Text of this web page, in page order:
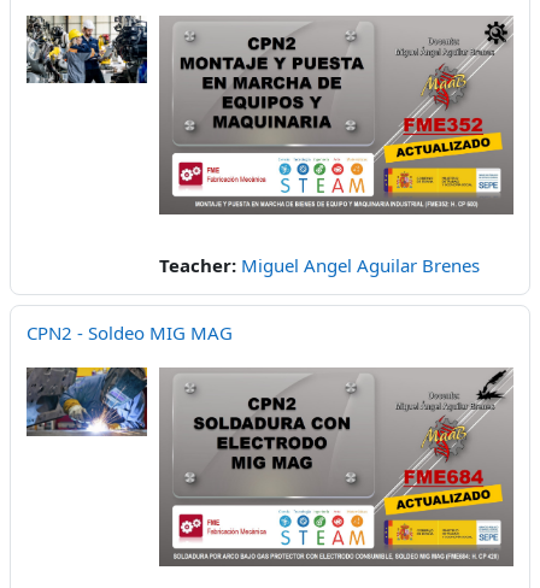
Teacher: Miguel Angel Aguilar Brenes
CPN2 - Soldeo MIG MAG